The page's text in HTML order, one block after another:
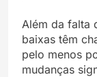
Além da falta
baixas têm
pelo menos
mudanças